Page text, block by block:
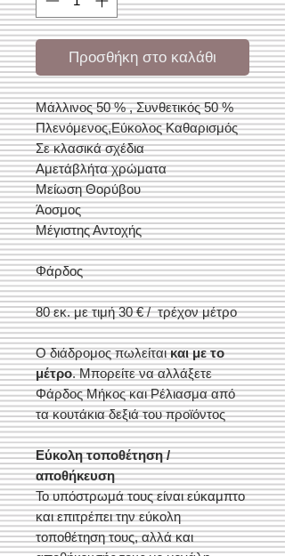
Προσθήκη στο καλάθι
Μάλλινος 50 % , Συνθετικός 50 %
Πλενόμενος,Εύκολος Καθαρισμός
Σε κλασικά σχέδια
Αμετάβλήτα χρώματα
Μείωση Θορύβου
Άοσμος
Μέγιστης Αντοχής
Φάρδος
80 εκ. με τιμή 30 € / τρέχον μέτρο
Ο διάδρομος πωλείταικαι με το
μέτρο. Μπορείτε να αλλάξετε
Φάρδος Μήκος και Ρέλιασμα από
τα κουτάκια δεξιά του προϊόντος
Εύκολη τοποθέτηση /
αποθήκευση
Το υπόστρωμά τους είναι εύκαμπτο
και επιτρέπει την εύκολη
τοποθέτηση τους, αλλά και